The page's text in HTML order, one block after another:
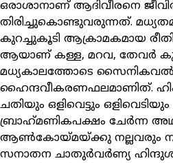
ഒരാശാനാണ് ആദിവീരനെ
തിരിച്ചുകൊണ്ടുവരുന്നത്.
കുറച്ചുകൂടി ആക്രാമകമായ
ആയാണ് കള്ള, മറവ, തേവര്‍
മധ്യകാലത്തോടെ
ഹൈന്ദവീകരണഫലമാണിത്.
ചതിയും ഒളിവെട്ടും
ബ്രാഹ്‌മണികപക്ഷം ചേര്‍ന്ന
ആണ്‍കോയ്മയ്ക്കു നല്ലവരും
സനാതന ചാതുര്‍വര്‍ണ്യ